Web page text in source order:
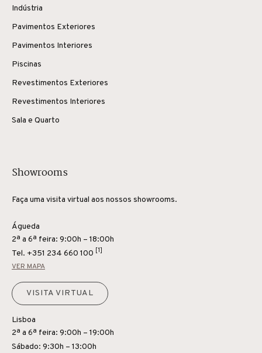
Indústria
Pavimentos Exteriores
Pavimentos Interiores
Piscinas
Revestimentos Exteriores
Revestimentos Interiores
Sala e Quarto
Showrooms
Faça uma visita virtual aos nossos showrooms.
Águeda
2ª a 6ª feira: 9:00h – 18:00h
Tel. +351 234 660 100 [1]
VER MAPA
VISITA VIRTUAL
Lisboa
2ª a 6ª feira: 9:00h – 19:00h
Sábado: 9:30h – 13:00h